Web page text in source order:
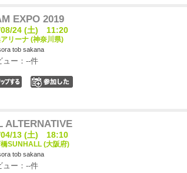
EXPO 2019
08/24 (土) 11:20
リーナ (神奈川県)
tob sakana
ュー：--件
ALTERNATIVE
04/13 (土) 18:10
SUNHALL (大阪府)
tob sakana
ュー：--件